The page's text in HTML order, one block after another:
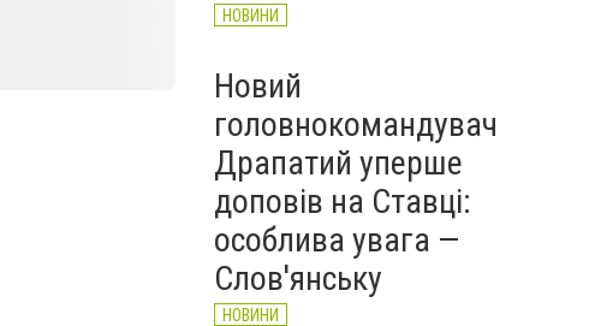
НОВИНИ
Новий
головнокомандувач
Драпатий уперше
доповів на Ставці:
особлива увага —
Слов'янську
НОВИНИ